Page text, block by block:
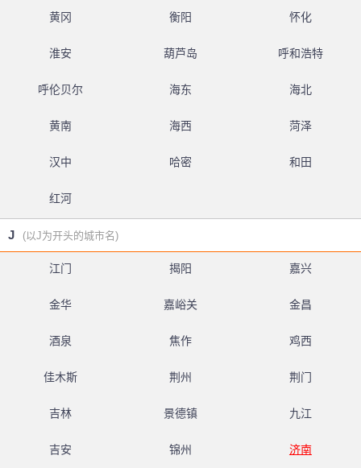
黄冈 衡阳 怀化
淮安 葫芦岛 呼和浩特
呼伦贝尔 海东 海北
黄南 海西 菏泽
汉中 哈密 和田
红河
J (以J为开头的城市名)
江门 揭阳 嘉兴
金华 嘉峪关 金昌
酒泉 焦作 鸡西
佳木斯 荆州 荆门
吉林 景德镇 九江
吉安 锦州 济南